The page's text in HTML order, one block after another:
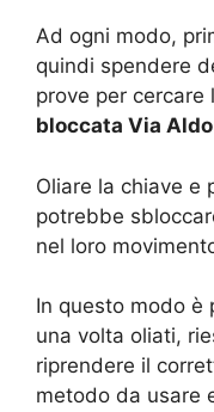
Ad ogni modo,
quindi spendere
prove per cercare
bloccata Via
Oliare la chiave e
potrebbe
nel loro
In questo modo è
una volta oliati,
riprendere il
metodo da usare